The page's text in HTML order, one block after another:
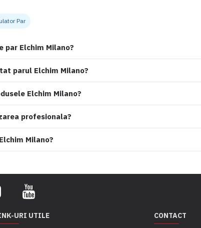
Par
Elchim Milano?
parul Elchim Milano?
Elchim Milano?
profesionala?
Milano?
URI UTILE
CONTACT